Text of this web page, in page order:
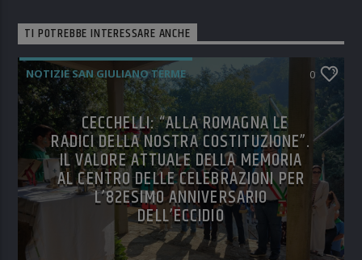
TI POTREBBE INTERESSARE ANCHE
NOTIZIE SAN GIULIANO TERME 0
CECCHELLI: “ALLA ROMAGNA LE
RADICI DELLA NOSTRA COSTITUZIONE”.
IL VALORE ATTUALE DELLA MEMORIA
AL CENTRO DELLE CELEBRAZIONI PER
L’82ESIMO ANNIVERSARIO
DELL’ECCIDIO